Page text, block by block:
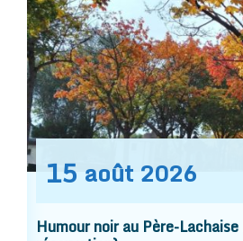
15 août 2026
Humour noir au Père-